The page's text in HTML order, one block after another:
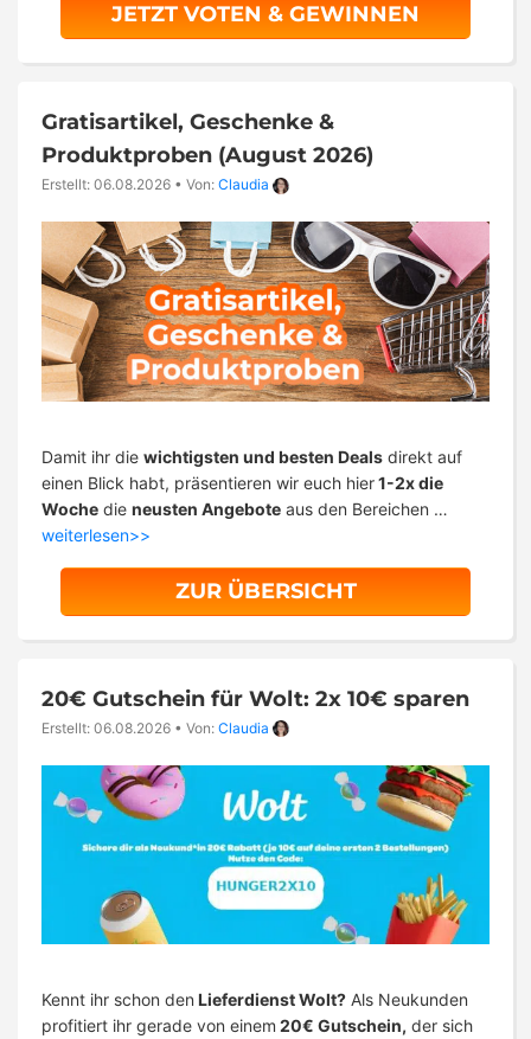
JETZT VOTEN & GEWINNEN
Gratisartikel, Geschenke &
Produktproben (August 2026)
Erstellt: 06.08.2026 • Von: Claudia
Damit ihr die wichtigsten und besten Deals direkt auf
einen Blick habt, präsentieren wir euch hier1-2x die
Woche die neusten Angebote aus den Bereichen …
weiterlesen>>
ZUR ÜBERSICHT
20€ Gutschein für Wolt: 2x 10€ sparen
Erstellt: 06.08.2026 • Von: Claudia
Kennt ihr schon den Lieferdienst Wolt? Als Neukunden
profitiert ihr gerade von einem 20€ Gutschein, der sich